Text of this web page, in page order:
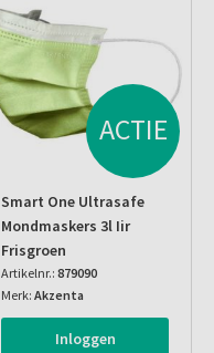
ACTIE
Smart One Ultrasafe
Mondmaskers 3l Iir
Frisgroen
Artikelnr.: 879090
Merk: Akzenta
Inloggen